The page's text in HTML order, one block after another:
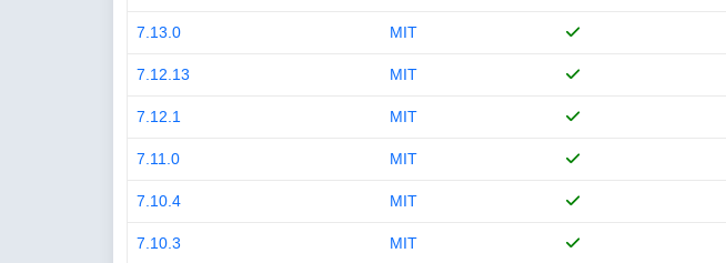
7.13.0 MIT
7.12.13 MIT
7.12.1 MIT
7.11.0 MIT
7.10.4 MIT
7.10.3 MIT